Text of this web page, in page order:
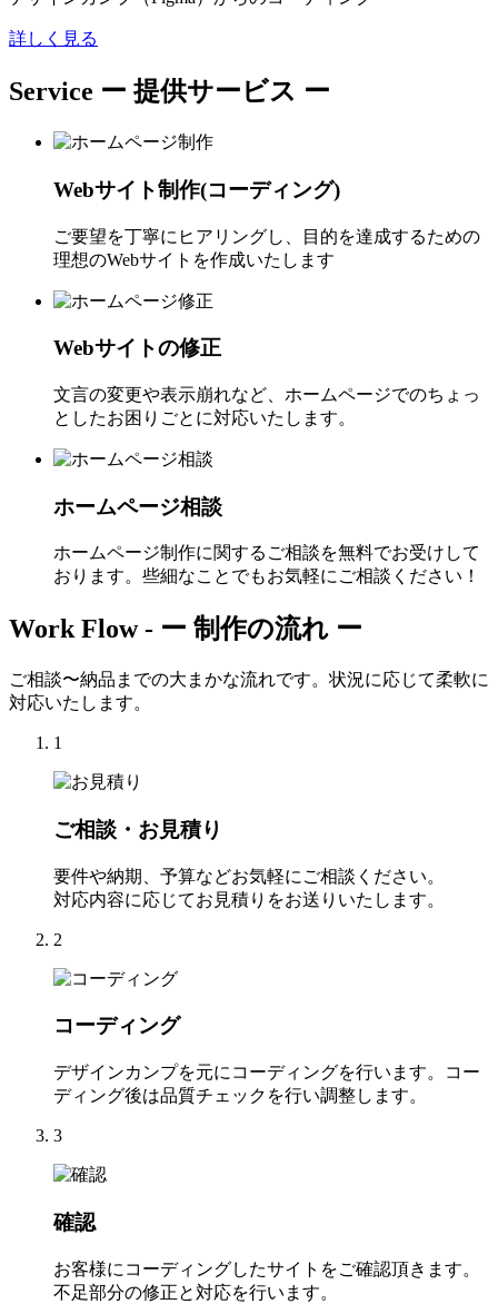
詳しく見る
Service ー 提供サービス ー
Webサイト制作(コーディング)
ご要望を丁寧にヒアリングし、目的を達成するための
理想のWebサイトを作成いたします
Webサイトの修正
文言の変更や表示崩れなど、ホームページでのちょっ
としたお困りごとに対応いたします。
ホームページ相談
ホームページ制作に関するご相談を無料でお受けして
おります。些細なことでもお気軽にご相談ください！
Work Flow - ー 制作の流れ ー
ご相談〜納品までの大まかな流れです。状況に応じて柔軟に
対応いたします。
1
ご相談・お見積り
要件や納期、予算などお気軽にご相談ください。
対応内容に応じてお見積りをお送りいたします。
2
コーディング
デザインカンプを元にコーディングを行います。コー
ディング後は品質チェックを行い調整します。
3
確認
お客様にコーディングしたサイトをご確認頂きます。
不足部分の修正と対応を行います。